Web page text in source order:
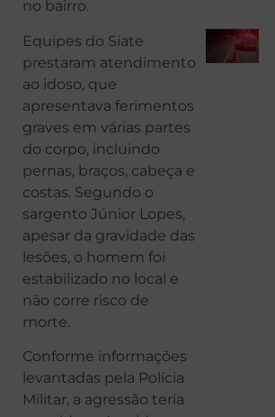
no bairro.
Equipes do Siate
prestaram atendimento
ao idoso, que
apresentava ferimentos
graves em várias partes
do corpo, incluindo
pernas, braços, cabeça e
costas. Segundo o
sargento Júnior Lopes,
apesar da gravidade das
lesões, o homem foi
estabilizado no local e
não corre risco de
morte.
Conforme informações
levantadas pela Polícia
Militar, a agressão teria